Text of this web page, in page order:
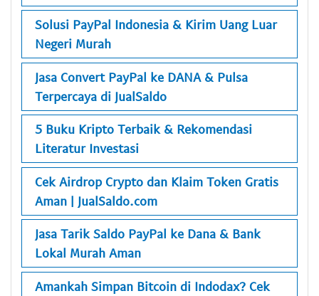
Solusi PayPal Indonesia & Kirim Uang Luar
Negeri Murah
Jasa Convert PayPal ke DANA & Pulsa
Terpercaya di JualSaldo
5 Buku Kripto Terbaik & Rekomendasi
Literatur Investasi
Cek Airdrop Crypto dan Klaim Token Gratis
Aman | JualSaldo.com
Jasa Tarik Saldo PayPal ke Dana & Bank
Lokal Murah Aman
Amankah Simpan Bitcoin di Indodax? Cek